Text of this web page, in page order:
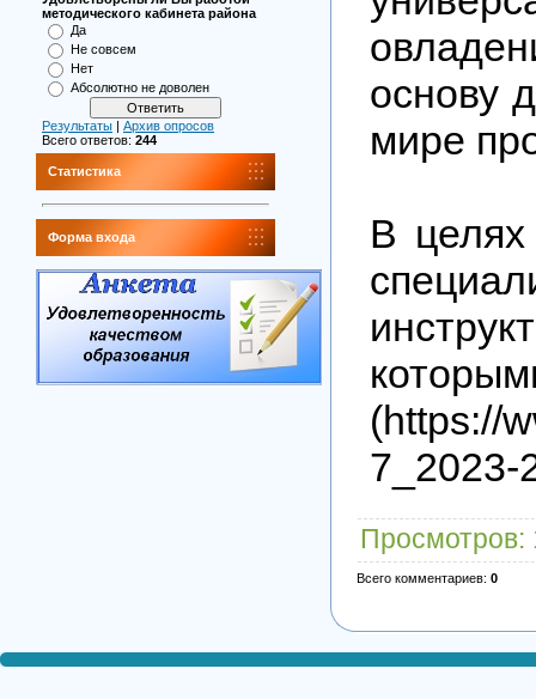
методического кабинета района
Да
Не совсем
Нет
Абсолютно не доволен
Результаты
Архив опросов
Всего ответов: 244
Статистика
Форма входа
основу
мире
В целях
(https://
7_2023-
Просмотров:
Всего комментариев: 0